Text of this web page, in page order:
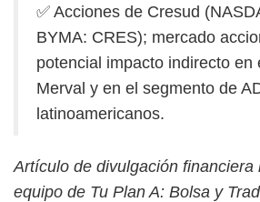
✅ Acciones de Cresud
BYMA: CRES); mercado
potencial impacto indirecto en
Merval y en el segmento de
latinoamericanos.
Artículo de divulgación financiera
equipo de Tu Plan A: Bolsa y